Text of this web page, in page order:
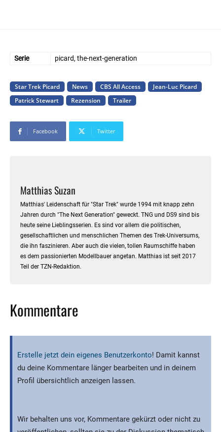
Serie picard, the-next-generation
Star Trek Picard News CBS All Access
Jean-Luc Picard
Patrick Stewart
Rezension Trailer
Facebook Twitter
Matthias Suzan
Matthias' Leidenschaft für "Star Trek" wurde 1994 mit knapp zehn
Jahren durch "The Next Generation" geweckt. TNG und DS9 sind bis
heute seine Lieblingsserien. Es sind vor allem die politischen,
gesellschaftlichen und menschlichen Themen des Trek-Universums,
die ihn faszinieren. Aber auch die vielen, tollen Raumschiffe haben
es dem passionierten Modellbauer angetan. Matthias ist seit 2017
Teil der TZN-Redaktion.
Kommentare
Erstelle jetzt dein eigenes Benutzerkonto! Damit kannst
du deine Kommentare länger bearbeiten und in deinem
Profil übersichtlich anzeigen lassen.
Wir behalten uns vor, Kommentare gekürzt oder nicht zu